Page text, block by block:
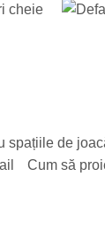
cheie
spațiile de
Cum să